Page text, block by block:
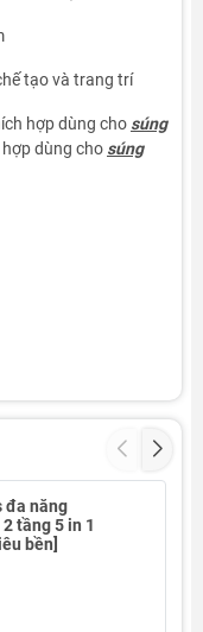
tạo và trang trí
hợp dùng cho súng
dùng cho súng
đa năng
tầng 5 in 1
bền]